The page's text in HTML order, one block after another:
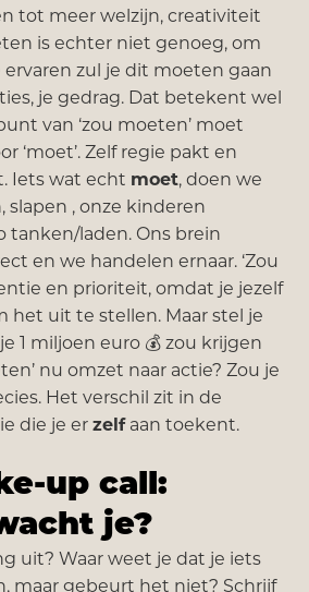
tot meer welzijn, creativiteit
is echter niet genoeg, om
zul je dit moeten gaan
je gedrag. Dat betekent wel
van ‘zou moeten’ moet
‘moet’. Zelf regie pakt en
Iets wat echt moet, doen we
slapen , onze kinderen
tanken/laden. Ons brein
en we handelen ernaar. ‘Zou
en prioriteit, omdat je jezelf
het uit te stellen. Maar stel je
1 miljoen euro 💰 zou krijgen
nu omzet naar actie? Zou je
Het verschil zit in de
die je er zelfaan toekent.
up call:
je?
uit? Waar weet je dat je iets
maar gebeurt het niet? Schrijf